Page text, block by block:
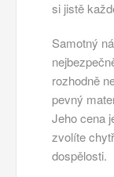
si jistě
Samotný
rozhodně
pevný
Jeho cena
zvolíte
dospělosti.